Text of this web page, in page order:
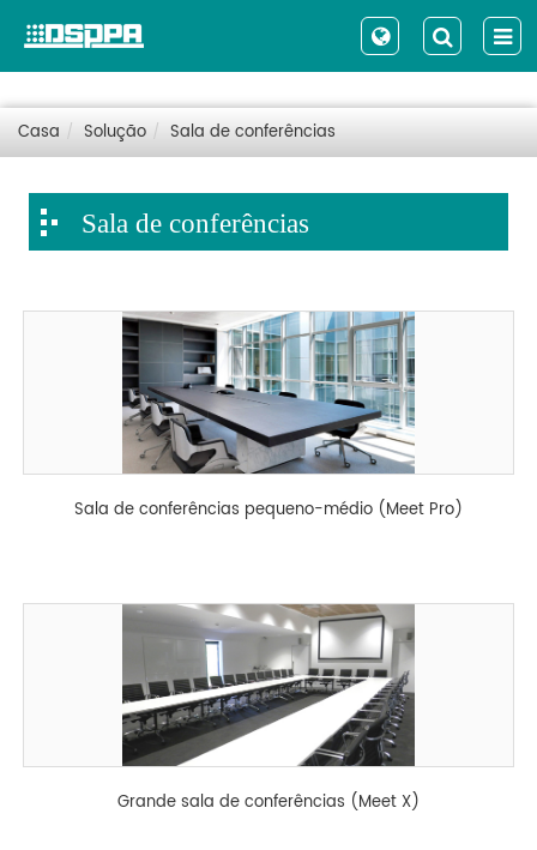
Casa Solução Sala de conferências
Sala de conferências
Sala de conferências pequeno-médio (Meet Pro)
Grande sala de conferências (Meet X)